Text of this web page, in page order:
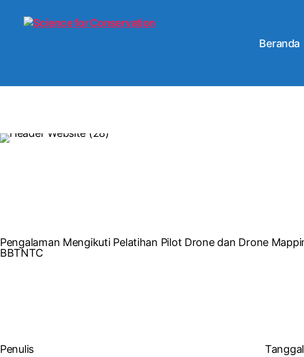
Beranda
Pengalaman Mengikuti Pelatihan Pilot Drone dan Drone
BBTNTC
Penulis Tanggal